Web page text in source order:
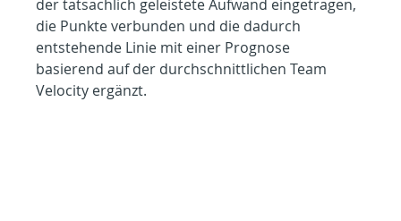
der tatsächlich geleistete Aufwand eingetragen,
die Punkte verbunden und die dadurch
entstehende Linie mit einer Prognose
basierend auf der durchschnittlichen Team
Velocity ergänzt.